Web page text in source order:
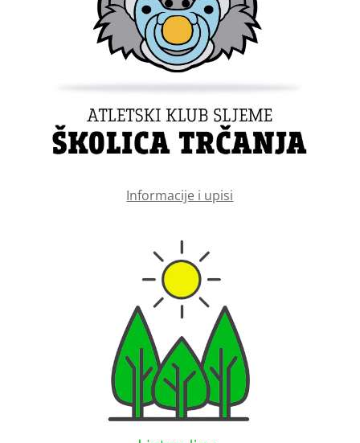
Informacije i upisi